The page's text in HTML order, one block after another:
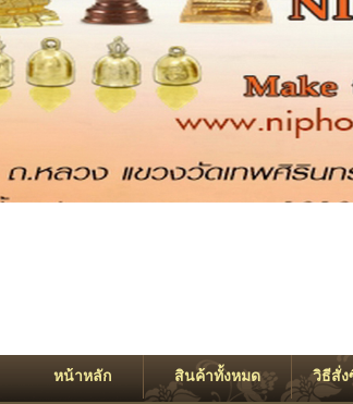
หน้าหลัก สินค้าทั้งหมด วิธีสั่